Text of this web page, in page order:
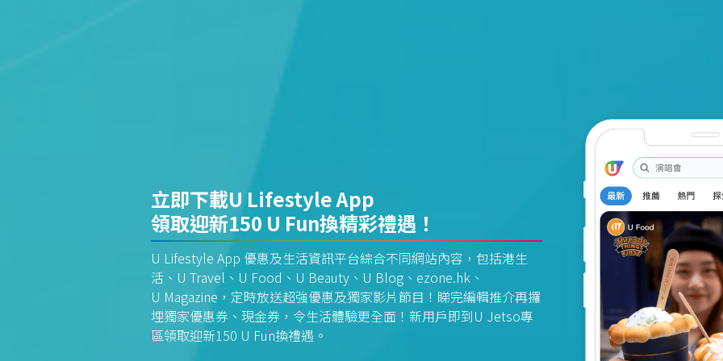
立即下載U Lifestyle App
領取迎新150 U Fun換精彩禮遇！
U Lifestyle App 優惠及生活資訊平台綜合不同網站內容，包括港生
活、U Travel、U Food、U Beauty、U Blog、ezone.hk、
U Magazine，定時放送超強優惠及獨家影片節目！睇完編輯推介再攞
埋獨家優惠券、現金券，令生活體驗更全面！新用戶即到U Jetso專
區領取迎新150 U Fun換禮遇。